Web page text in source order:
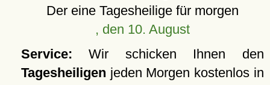
Der eine Tagesheilige für morgen
, den 10. August
Service: Wir schicken Ihnen den
Tagesheiligen jeden Morgen kostenlos in